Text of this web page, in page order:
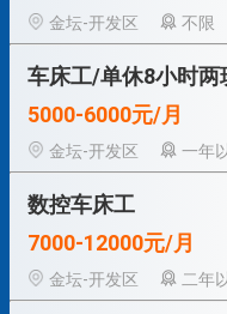
金坛-开发区
不限
车床工/单休8小时两
5000-6000元/月
金坛-开发区
一年
数控车床工
7000-12000元/月
金坛-开发区
二年